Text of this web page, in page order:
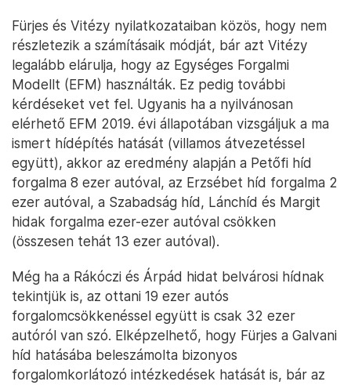
Fürjes és Vitézy nyilatkozataiban közös, hogy nem
részletezik a számításaik módját, bár azt Vitézy
legalább elárulja, hogy az Egységes Forgalmi
Modellt (EFM) használták. Ez pedig további
kérdéseket vet fel. Ugyanis ha a nyilvánosan
elérhető EFM 2019. évi állapotában vizsgáljuk a ma
ismert hídépítés hatását (villamos átvezetéssel
együtt), akkor az eredmény alapján a Petőfi híd
forgalma 8 ezer autóval, az Erzsébet híd forgalma 2
ezer autóval, a Szabadság híd, Lánchíd és Margit
hidak forgalma ezer-ezer autóval csökken
(összesen tehát 13 ezer autóval).
Még ha a Rákóczi és Árpád hidat belvárosi hídnak
tekintjük is, az ottani 19 ezer autós
forgalomcsökkenéssel együtt is csak 32 ezer
autóról van szó. Elképzelhető, hogy Fürjes a Galvani
híd hatásába beleszámolta bizonyos
forgalomkorlátozó intézkedések hatását is, bár az